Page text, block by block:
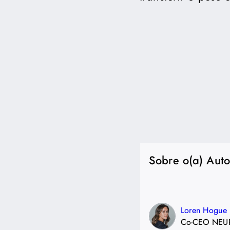
Sobre o(a)
Loren Hogue
Co-CEO